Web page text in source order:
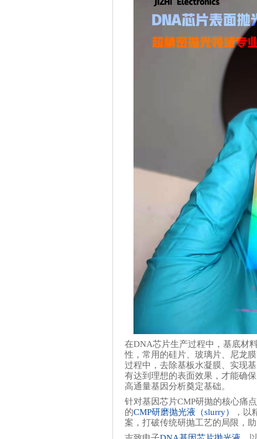
在DNA芯片生产过程中，基底材
性，常用的硅片、玻璃片、尼龙
过程中，去除基板水凝膜、实现
有达到理想的表面效果，才能确
高通量基因分析奠定基础。
针对基因芯片CMP研抛的核心痛
的CMP研磨抛光液（slurry）
，以
案，打破传统研抛工艺的局限，